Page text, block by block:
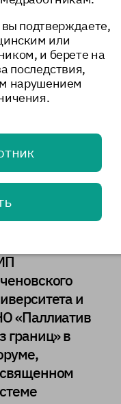
у
с
почек»
2026
и
«Паллиатив
границ» в
подтверждаете,
или
и берете на
последствия,
нарушением